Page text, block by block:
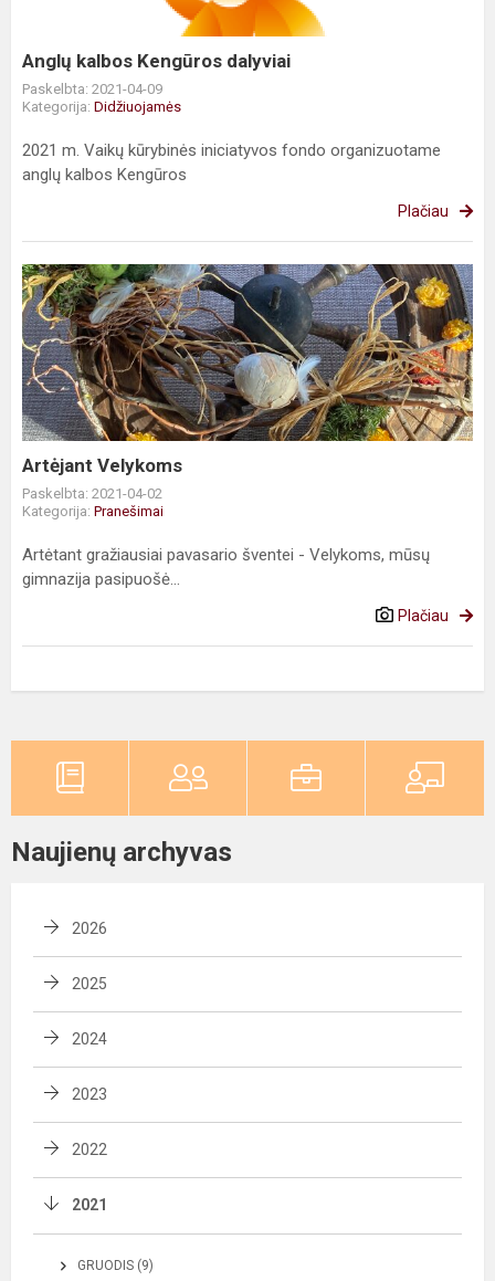
Anglų kalbos Kengūros dalyviai
Paskelbta: 2021-04-09
Kategorija: Didžiuojamės
2021 m. Vaikų kūrybinės iniciatyvos fondo organizuotame
anglų kalbos Kengūros
Plačiau
Artėjant
Velykoms
Artėjant Velykoms
Paskelbta: 2021-04-02
Kategorija: Pranešimai
Artėtant gražiausiai pavasario šventei - Velykoms, mūsų
gimnazija pasipuošė...
Plačiau
Naujienų archyvas
2026
2025
2024
2023
2022
2021
GRUODIS (9)